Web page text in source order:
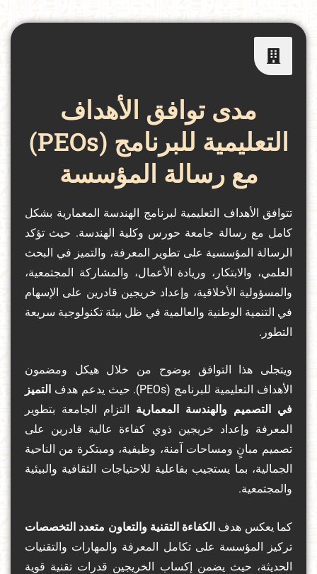
مدى توافق الأهداف
التعليمية للبرنامج (PEOs)
مع رسالة المؤسسة
تتوافق الأهداف التعليمية لبرنامج الهندسة المعمارية بشكل
كامل مع رسالة جامعة حورس وكلية الهندسة. حيث تؤكد
الرسالة المؤسسية على تطوير المعرفة، والتميز في البحث
العلمي، والابتكار، وريادة الأعمال، والمشاركة المجتمعية،
والمسؤولية الأخلاقية، وإعداد خريجين قادرين على الإسهام
في التنمية الوطنية والعالمية في ظل بيئة تكنولوجية سريعة
التطور.
ويتجلى هذا التوافق بوضوح من خلال هيكل ومضمون
الأهداف التعليمية للبرنامج (PEOs). حيث يدعم هدف
التميز
في التصميم والهندسة المعمارية التزام الجامعة بتطوير
المعرفة وإعداد خريجين ذوي كفاءة عالية قادرين على
تصميم مبانٍ ومساحات آمنة، وظيفية، ومبتكرة من الناحية
الجمالية، بما يستجيب بفاعلية للاحتياجات الثقافية والبيئية
والمجتمعية.
كما يعكس هدف الكفاءة التقنية والتعاون متعدد التخصصات
تركيز المؤسسة على تكامل المعرفة والمهارات والتقنيات
الحديثة، حيث يضمن إكساب الخريجين قدرات تقنية قوية